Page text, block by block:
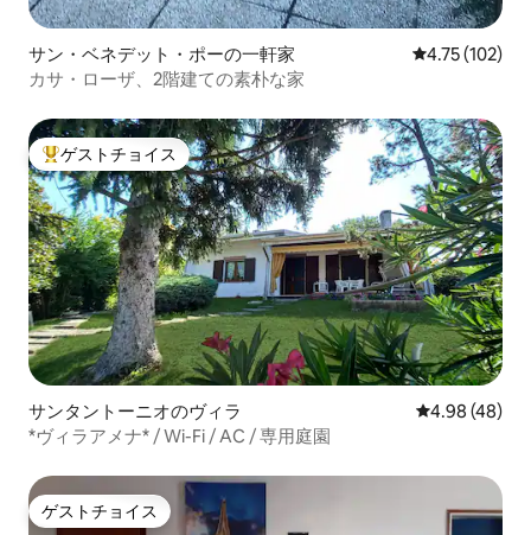
サン・ベネデット・ポーの一軒家 レビュー102
4.75 (102)
カサ・ローザ、2階建ての素朴な家
大好評のゲストチョイスです。
ゲストチョイス
サンタントーニオのヴィラ レビュー48
4.98 (48)
*ヴィラアメナ* / Wi-Fi / AC / 専用庭園
ゲストチョイス
ゲストチョイス